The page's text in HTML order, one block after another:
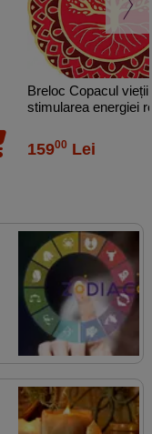
Breloc Copacul
stimularea energiei
15900 Lei